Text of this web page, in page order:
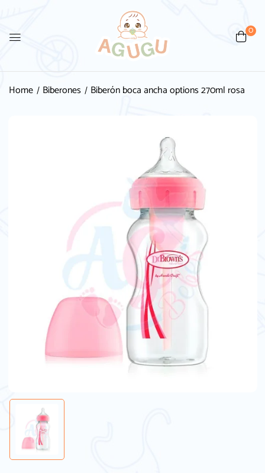
0
Home Biberones Biberón boca ancha options 270ml rosa